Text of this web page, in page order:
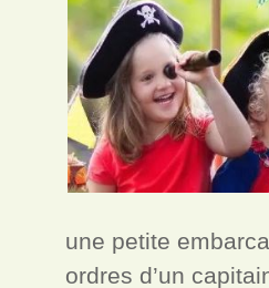
une petite
ordres d’un